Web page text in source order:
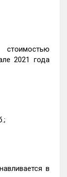
2021 года
в